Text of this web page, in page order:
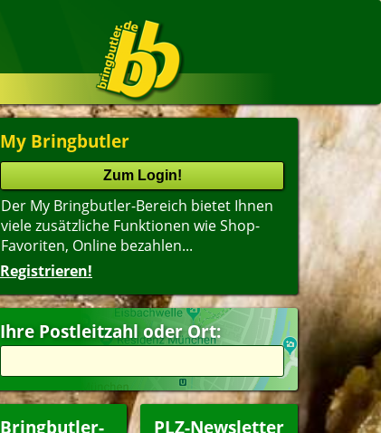
My Bringbutler
Der My Bringbutler-Bereich bietet Ihnen
viele zusätzliche Funktionen wie Shop-
Favoriten, Online bezahlen...
Registrieren!
Ihre Postleitzahl oder Ort:
Bringbutler- PLZ-Newsletter